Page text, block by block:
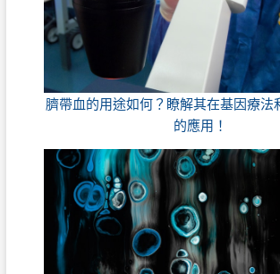
臍帶血的用途如何？瞭解其在基因療法
的應用！